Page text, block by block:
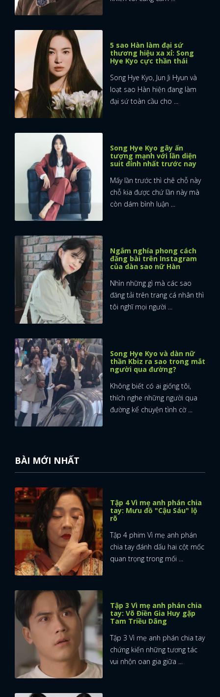
5 sao Hàn làm đại sứ
thương hiệu xa xỉ: Song
Hye Kyo cực thần thái
Song Hye Kyo, Jun Ji Hyun và
loạt sao Hàn hiện đang làm
đại sứ toàn cầu cho ...
Song Hye Kyo gây ấn
tượng mạnh với lần diện
suit đỉnh nhất trước nay
Mấy lần trước thì chê chỗ này
chỗ kia được chứ lần này mà
còn dám bình luận ...
Ngắm nghía phong cách
đăng bài trên Instagram
của dàn sao nữ Hàn
Nhìn những gì mà các sao
đăng tải trên trang cá nhân thì
tôi nghĩ mọi người ...
Song Hye Kyo và dàn nữ
thần Kbiz ra sao trong mắt
người qua đường?
Không biết có ai giống tôi,
thích nghe những người qua
đường kể chuyện tình cờ ...
BÀI MỚI NHẤT
Tập 4 Vì mẹ anh phán chia
tay: Mưu đồ "Cậu Sáu" lộ
rõ
Tập 4 phim Vì mẹ anh phán
chia tay đánh dấu hai cột mốc
quan trọng trong mối ...
Tập 3 Vì mẹ anh phán chia
tay: Võ Điền Gia Huy gặp
Tam Triều Dâng
Tập 3 Vì mẹ anh phán chia tay
chứng kiến những tương tác
vui nhộn oan gia giữa ...